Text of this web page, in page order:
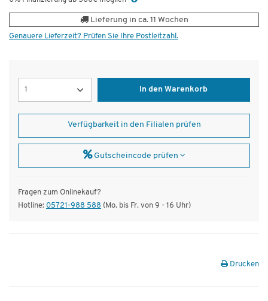
Lieferung in ca. 11 Wochen
Genauere Lieferzeit? Prüfen Sie Ihre Postleitzahl.
In den Warenkorb
Verfügbarkeit in den Filialen prüfen
Gutscheincode prüfen
Fragen zum Onlinekauf?
Hotline: 05721-988 588 (Mo. bis Fr. von 9 - 16 Uhr)
Drucken